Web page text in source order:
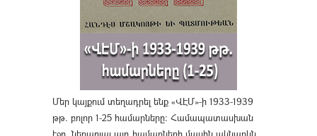
Մեր կայքում տեղադրել ենք «ՎԷՄ»-ի 1933-1939
թթ. բոլոր 1-25 համարները։ Համապատասխան